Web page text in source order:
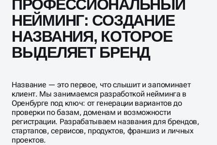
ПРОФЕССИОНАЛЬНЫЙ
НЕЙМИНГ: СОЗДАНИЕ
НАЗВАНИЯ, КОТОРОЕ
ВЫДЕЛЯЕТ БРЕНД
Название — это первое, что слышит и запоминает
клиент. Мы занимаемся разработкой нейминга в
Оренбурге под ключ: от генерации вариантов до
проверки по базам, доменам и возможности
регистрации. Разрабатываем названия для брендов,
стартапов, сервисов, продуктов, франшиз и личных
проектов.